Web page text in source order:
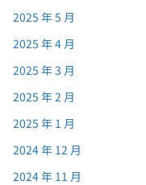
2025 年 5 月
2025 年 4 月
2025 年 3 月
2025 年 2 月
2025 年 1 月
2024 年 12 月
2024 年 11 月